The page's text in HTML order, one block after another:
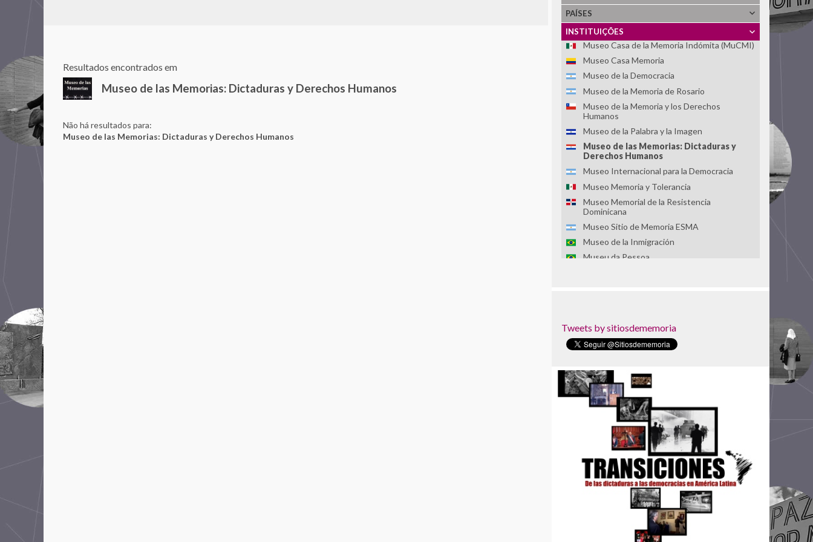
Resultados encontrados em
Museo de las Memorias: Dictaduras y Derechos Humanos
Não há resultados para:
Museo de las Memorias: Dictaduras y Derechos Humanos
PAÍSES
INSTITUIÇÕES
Memorial para la Concordia
Movimiento Ciudadano Para que no se Repita
Museo Casa de la Memoria Indómita (MuCMI)
Museo Casa Memoria
Museo de la Democracia
Museo de la Memoria de Rosario
Museo de la Memoria y los Derechos
Humanos
Museo de la Palabra y la Imagen
Museo de las Memorias: Dictaduras y
Derechos Humanos
Museo Internacional para la Democracia
Museo Memoria y Tolerancia
Museo Memorial de la Resistencia
Dominicana
Museo Sitio de Memoria ESMA
Museo de la Inmigración
Museu da Pessoa
Red Colombiana de Lugares de Memoria
Red Nacional de Sitios de Memoria de
Red Somos Memoria
Sociedad Civil Las Abejas
Tweets by sitiosdememoria